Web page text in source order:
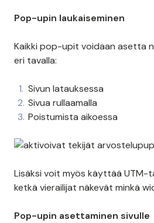
Pop-upin laukaiseminen
Kaikki pop-upit voidaan asetta
eri tavalla:
Sivun latauksessa
Sivua rullaamalla
Poistumista aikoessa
Lisäksi voit myös käyttää UTM-
ketkä vierailijat näkevät minkä
Pop-upin asettaminen sivulle